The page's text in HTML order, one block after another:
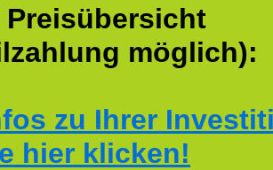
Preisübersicht
möglich):
zu Ihrer
hier klicken!